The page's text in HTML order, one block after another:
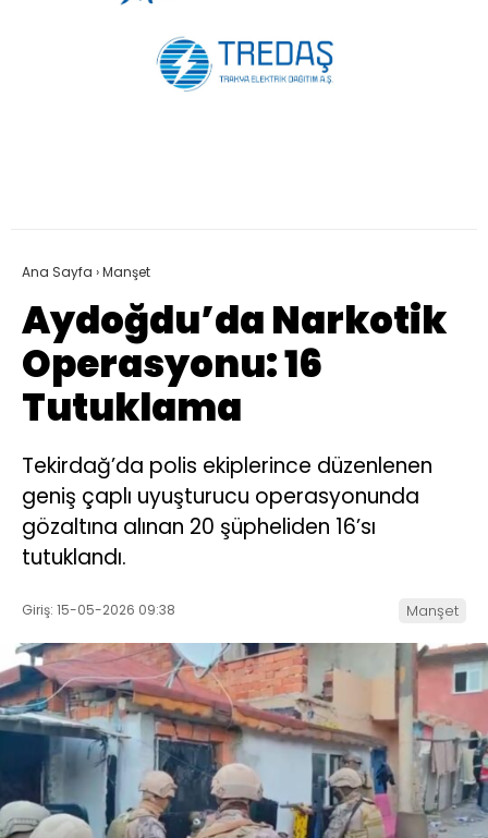
Ana Sayfa ›Manşet
Aydoğdu’da Narkotik
Operasyonu: 16
Tutuklama
Tekirdağ’da polis ekiplerince düzenlenen
geniş çaplı uyuşturucu operasyonunda
gözaltına alınan 20 şüpheliden 16’sı
tutuklandı.
Giriş: 15-05-2026 09:38 Manşet